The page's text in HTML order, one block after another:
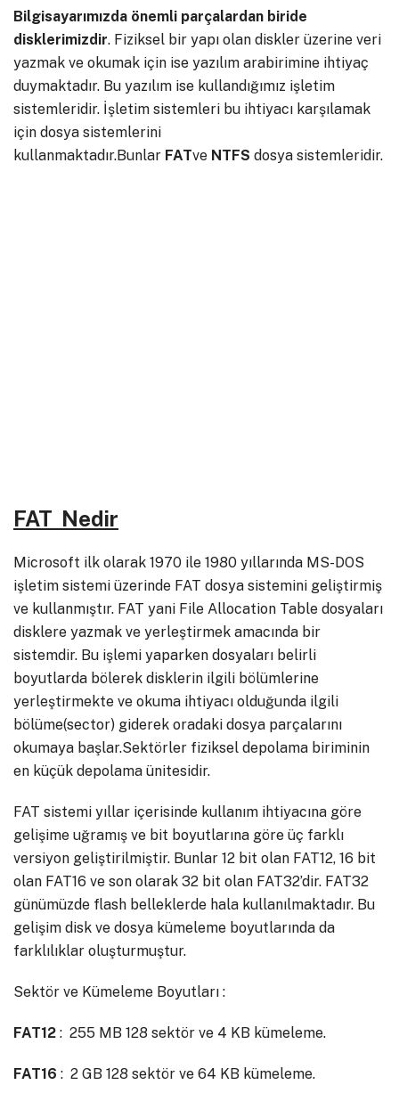
Bilgisayarımızda önemli parçalardan biride
disklerimizdir. Fiziksel bir yapı olan diskler üzerine veri
yazmak ve okumak için ise yazılım arabirimine ihtiyaç
duymaktadır. Bu yazılım ise kullandığımız işletim
sistemleridir. İşletim sistemleri bu ihtiyacı karşılamak
için dosya sistemlerini
kullanmaktadır.Bunlar FATve NTFS dosya sistemleridir.
FAT Nedir
Microsoft ilk olarak 1970 ile 1980 yıllarında MS-DOS
işletim sistemi üzerinde FAT dosya sistemini geliştirmiş
ve kullanmıştır. FAT yani File Allocation Table dosyaları
disklere yazmak ve yerleştirmek amacında bir
sistemdir. Bu işlemi yaparken dosyaları belirli
boyutlarda bölerek disklerin ilgili bölümlerine
yerleştirmekte ve okuma ihtiyacı olduğunda ilgili
bölüme(sector) giderek oradaki dosya parçalarını
okumaya başlar.Sektörler fiziksel depolama biriminin
en küçük depolama ünitesidir.
FAT sistemi yıllar içerisinde kullanım ihtiyacına göre
gelişime uğramış ve bit boyutlarına göre üç farklı
versiyon geliştirilmiştir. Bunlar 12 bit olan FAT12, 16 bit
olan FAT16 ve son olarak 32 bit olan FAT32’dir. FAT32
günümüzde flash belleklerde hala kullanılmaktadır. Bu
gelişim disk ve dosya kümeleme boyutlarında da
farklılıklar oluşturmuştur.
Sektör ve Kümeleme Boyutları :
FAT12 : 255 MB 128 sektör ve 4 KB kümeleme.
FAT16 : 2 GB 128 sektör ve 64 KB kümeleme.